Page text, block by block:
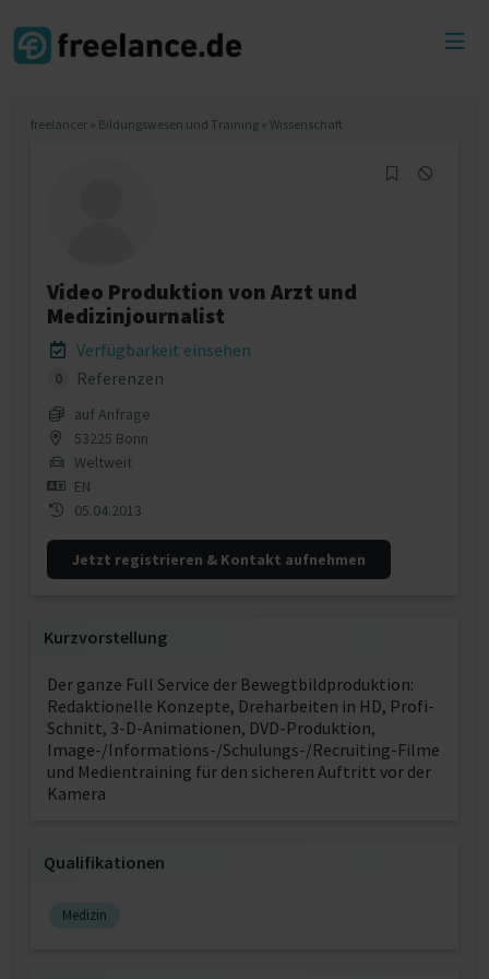
freelancer » Bildungswesen und Training » Wissenschaft
Video Produktion von Arzt und
Medizinjournalist
Verfügbarkeit einsehen
0 Referenzen
auf Anfrage
53225 Bonn
Weltweit
EN
05.04.2013
Jetzt registrieren & Kontakt aufnehmen
Kurzvorstellung
Der ganze Full Service der Bewegtbildproduktion:
Redaktionelle Konzepte, Dreharbeiten in HD, Profi-
Schnitt, 3-D-Animationen, DVD-Produktion,
Image-/Informations-/Schulungs-/Recruiting-Filme
und Medientraining für den sicheren Auftritt vor der
Kamera
Qualifikationen
Medizin